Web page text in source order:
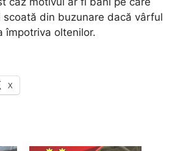
din buzunare dacă vârful
împotriva oltenilor.
X